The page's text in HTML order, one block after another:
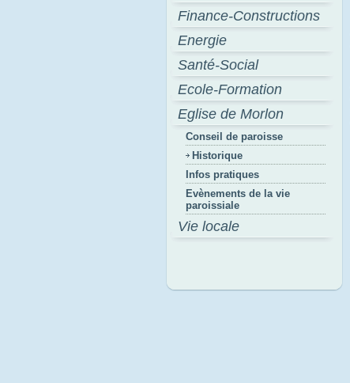
Finance-Constructions
Energie
Santé-Social
Ecole-Formation
Eglise de Morlon
Conseil de paroisse
Historique
Infos pratiques
Evènements de la vie
paroissiale
Vie locale